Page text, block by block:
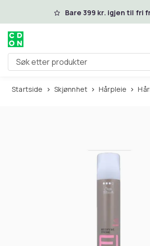
Hopp til hovedinnholdBare 399 kr. igjen til fri
Søk etter produkter
Startside Skjønnhet Hårpleie